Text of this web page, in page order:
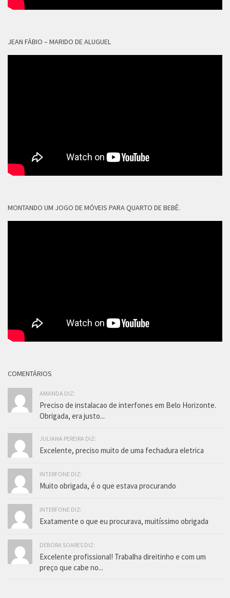
JEAN FÁBIO – MARIDO DE ALUGUEL
MONTANDO UM JOGO DE MÓVEIS PARA QUARTO DE BEBÊ.
COMENTÁRIOS
AMANDA DIZ:
Preciso de instalacao de interfones em Belo Horizonte.
Obrigada, era justo...
JULIANA PEREIRA DIZ:
Excelente, preciso muito de uma fechadura eletrica
INTERFONE DIZ:
Muito obrigada, é o que estava procurando
INTERFONE DIZ:
Exatamente o que eu procurava, muitíssimo obrigada
DEBORA SOARES DIZ:
Excelente profissional! Trabalha direitinho e com um
preço que cabe no...